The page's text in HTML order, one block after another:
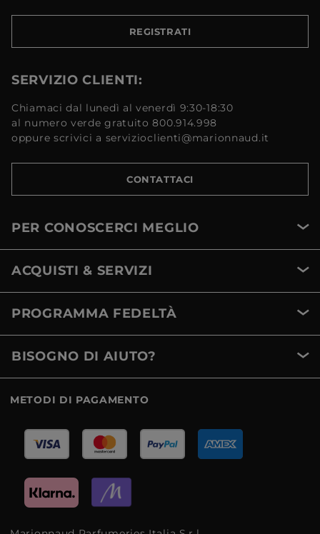
REGISTRATI
SERVIZIO CLIENTI:
Chiamaci dal lunedì al venerdì 9:30-18:30
al numero verde gratuito 800.914.998
oppure scrivici a servizioclienti@marionnaud.it
CONTATTACI
PER CONOSCERCI MEGLIO
ACQUISTI & SERVIZI
PROGRAMMA FEDELTÀ
BISOGNO DI AIUTO?
METODI DI PAGAMENTO